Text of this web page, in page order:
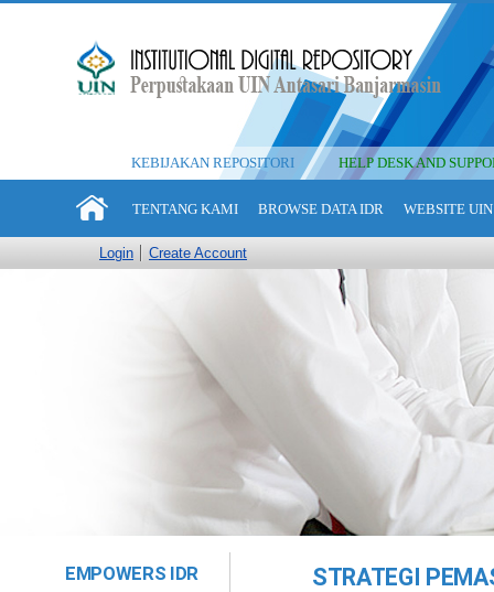
KEBIJAKAN REPOSITORI HELP DESK AND
TENTANG KAMI BROWSE DATA IDR WEBSITE
Login Create Account
EMPOWERS IDR
STRATEGI